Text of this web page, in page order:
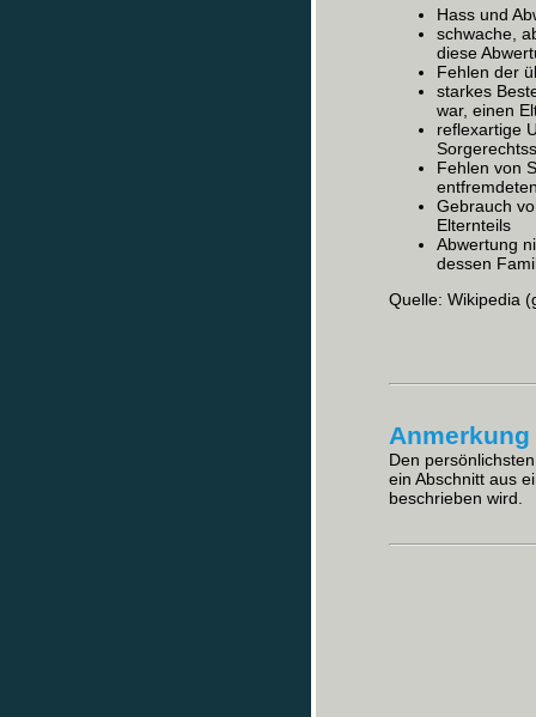
Hass und
schwache,
diese
Fehlen der
starkes
war, einen
reflexartige
Fehlen von
Gebrauch
Elternteils
Abwertung
dessen
Quelle: Wikipedia
Den
ein Abschnitt aus
beschrieben wird.